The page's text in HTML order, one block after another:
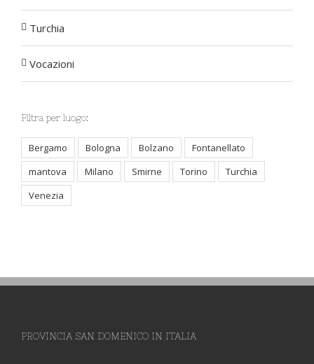
Turchia
Vocazioni
Filtra per luogo:
Bergamo Bologna Bolzano
Fontanellato
mantova
Milano Smirne Torino
Turchia
Venezia
PROVINCIA SAN DOMENICO IN ITALIA